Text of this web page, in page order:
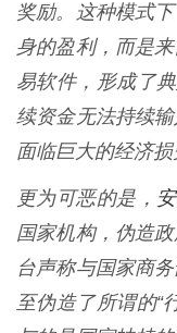
奖励。这种模式
身的盈利，而是
易软件，形成了
续资金无法持续
面临巨大的经济损
更为可恶的是，
国家机构，伪造
台声称与国家商
至伪造了所谓的“